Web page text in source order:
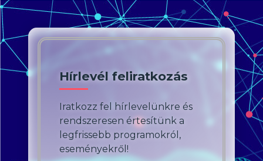
Hírlevél feliratkozás
Iratkozz fel hírlevelünkre és
rendszeresen értesítünk a
legfrissebb programokról,
eseményekről!